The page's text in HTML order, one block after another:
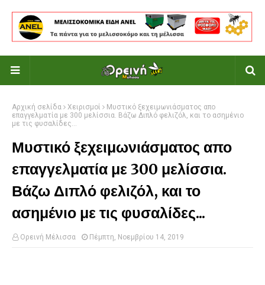
Αρχική σελίδα Χειρισμοί
Μυστικό ξεχειμωνιάσματος απο
επαγγελματία με 300 μελίσσια. Βάζω Διπλό φελιζόλ, και το ασημένιο
με τις φυσαλίδες...
Μυστικό ξεχειμωνιάσματος απο
επαγγελματία με 300 μελίσσια.
Βάζω Διπλό φελιζόλ, και το
ασημένιο με τις φυσαλίδες...
Ορεινή Μέλισσα Πέμπτη, Νοεμβρίου 14, 2019